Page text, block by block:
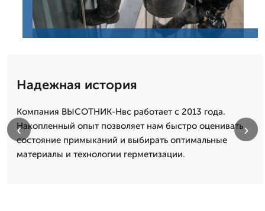
Надежная история
Компания ВЫСОТНИК-Нвс работает с 2013 года.
Накопленный опыт позволяет нам быстро оценивать
состояние примыканий и выбирать оптимальные
материалы и технологии герметизации.
‹ ›